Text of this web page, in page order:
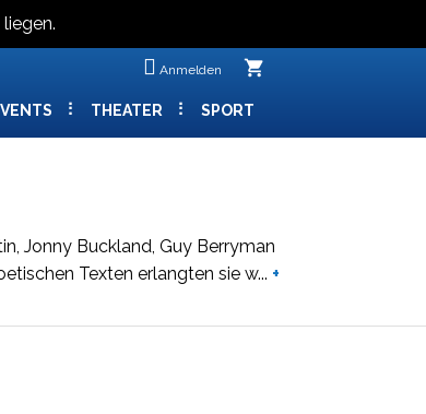
shopping_cart
Anmelden
THEATER SPORT
Jonny Buckland, Guy Berryman
Texten erlangten sie w... +